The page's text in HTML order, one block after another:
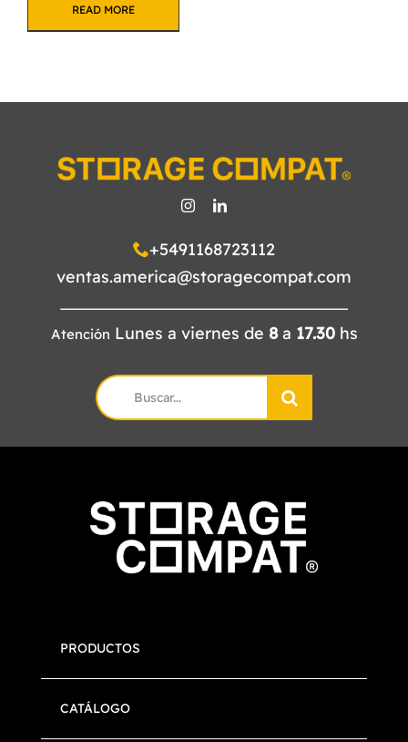
READ MORE
+5491168723112
ventas.america@storagecompat.com
Atención Lunes a viernes de 8a 17.30hs
Search
for:
PRODUCTOS
CATÁLOGO